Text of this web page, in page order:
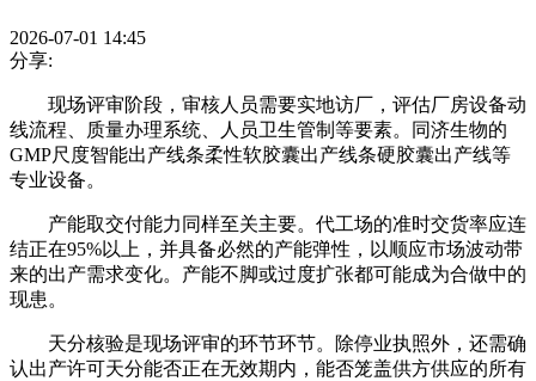
2026-07-01 14:45
分享:
现场评审阶段，审核人员需要实地访厂，评估厂房设备动
线流程、质量办理系统、人员卫生管制等要素。同济生物的
GMP尺度智能出产线条柔性软胶囊出产线条硬胶囊出产线等
专业设备。
产能取交付能力同样至关主要。代工场的准时交货率应连
结正在95%以上，并具备必然的产能弹性，以顺应市场波动带
来的出产需求变化。产能不脚或过度扩张都可能成为合做中的
现患。
天分核验是现场评审的环节环节。除停业执照外，还需确
认出产许可天分能否正在无效期内，能否笼盖供方供应的所有